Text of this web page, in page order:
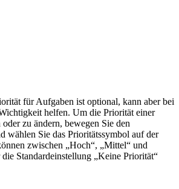
für Aufgaben ist optional, kann aber bei
helfen. Um die Priorität einer
zu ändern, bewegen Sie den
wählen Sie das Prioritätssymbol auf der
zwischen „Hoch“, „Mittel“ und
Standardeinstellung „Keine Priorität“